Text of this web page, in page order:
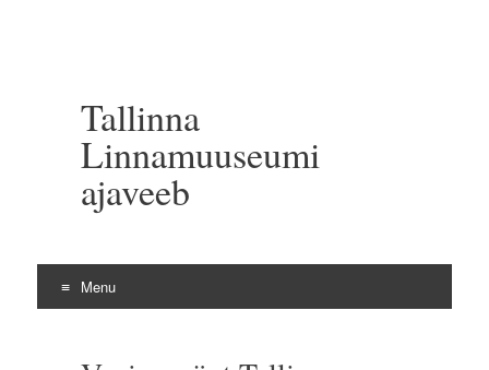
Tallinna
Linnamuuseumi
ajaveeb
Menu